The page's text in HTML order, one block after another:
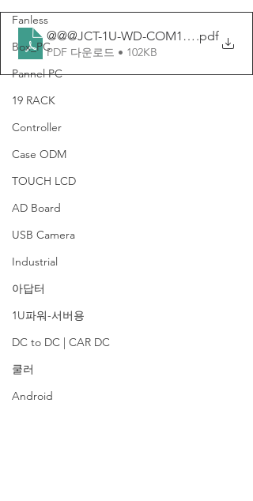
Fanless
Box_PC
Pannel PC
19 RACK
Controller
Case ODM
TOUCH LCD
AD Board
USB Camera
Industrial
아답터
1U파워-서버용
DC to DC | CAR DC
쿨러
Android
@@@JCT-1U-WD- .pdf
PDF 다운로드 • 102KB